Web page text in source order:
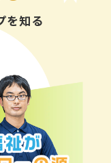
を知る